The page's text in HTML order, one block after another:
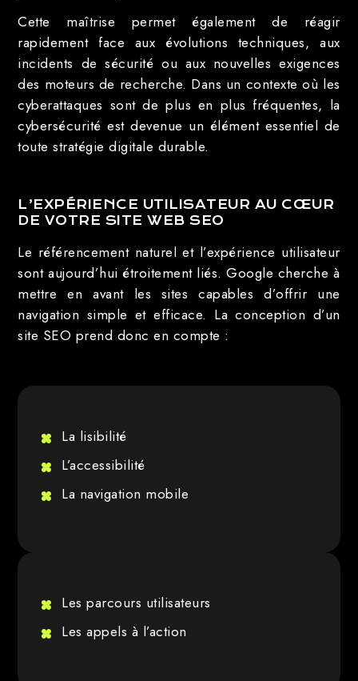
Cette maîtrise permet également de réagir
rapidement face aux évolutions techniques, aux
incidents de sécurité ou aux nouvelles exigences
des moteurs de recherche. Dans un contexte où les
cyberattaques sont de plus en plus fréquentes, la
cybersécurité est devenue un élément essentiel de
toute stratégie digitale durable.
L’EXPÉRIENCE UTILISATEUR AU CŒUR
DE VOTRE SITE WEB SEO
Le référencement naturel et l’expérience utilisateur
sont aujourd’hui étroitement liés. Google cherche à
mettre en avant les sites capables d’offrir une
navigation simple et efficace. La conception d’un
site SEO prend donc en compte :
La lisibilité
L’accessibilité
La navigation mobile
Les parcours utilisateurs
Les appels à l’action